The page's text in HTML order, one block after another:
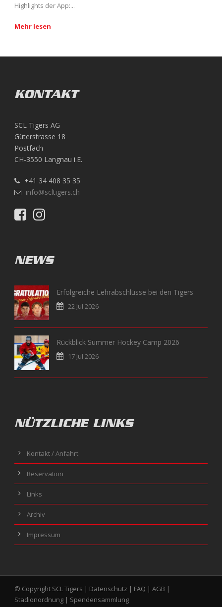
Highlights der App:...
Mehr lesen
KONTAKT
SCL Tigers AG
Güterstrasse 18
Postfach
CH-3550 Langnau i.E.
+41 34 408 35 35
info@scltigers.ch
NEWS
Erfolgreiche Lehrabschlüsse bei den Tigers
22 Jul 2026
Rückblick Summer Hockey Camp 2026
17 Jul 2026
NÜTZLICHE LINKS
Kontakt / Anfahrt
Reservation
Links
Archiv
Impressum
© Copyright SCL Tigers | Datenschutz | FAQ | AGB |
Stadionordnung | Spendensammlung